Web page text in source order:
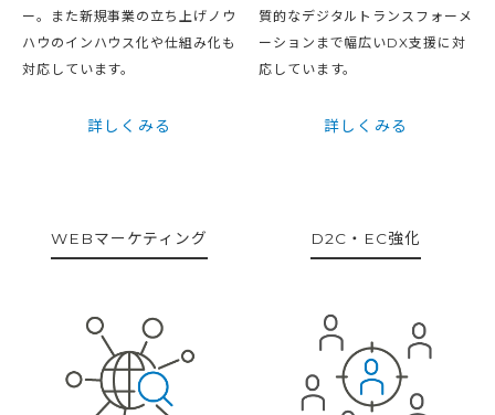
ー。また新規事業の立ち上げノウ
ハウのインハウス化や仕組み化も
対応しています。
詳しくみる
質的なデジタルトランスフォーメ
ーションまで幅広いDX支援に対
応しています。
詳しくみる
WEBマーケティング D2C・EC強化